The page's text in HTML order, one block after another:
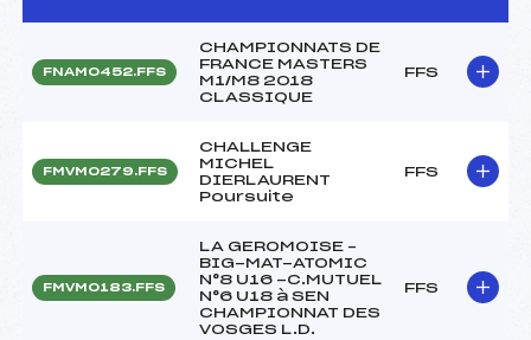
FNAM0452.FFS
CHAMPIONNATS DE
FRANCE MASTERS
M1/M8 2018
CLASSIQUE
FFS
FMVM0279.FFS
CHALLENGE
MICHEL
DIERLAURENT
Poursuite
FFS
FMVM0183.FFS
LA GEROMOISE –
BIG-MAT-ATOMIC
N°8 U16 -C.MUTUEL
N°6 U18 à SEN
CHAMPIONNAT DES
VOSGES L.D.
FFS